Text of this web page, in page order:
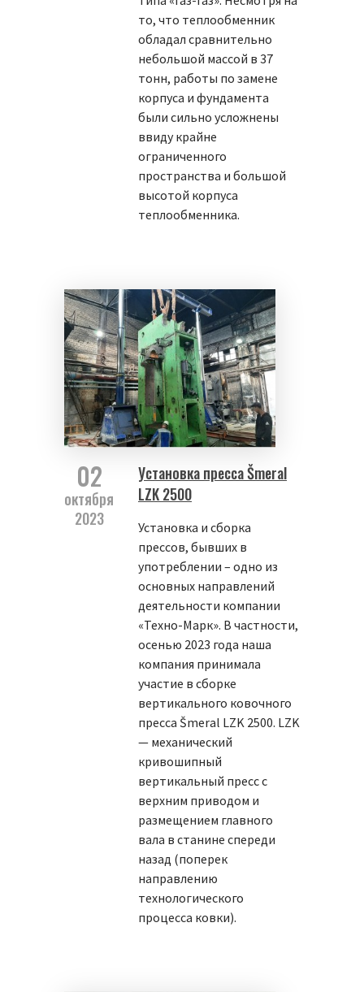
то, что теплообменник
обладал сравнительно
небольшой массой в 37
тонн, работы по замене
корпуса и фундамента
были сильно усложнены
ввиду крайне
ограниченного
пространства и большой
высотой корпуса
теплообменника.
02
октября
2023
Установка пресса Šmeral
LZK 2500
Установка и сборка
прессов, бывших в
употреблении – одно из
основных направлений
деятельности компании
«Техно-Марк». В частности,
осенью 2023 года наша
компания принимала
участие в сборке
вертикального ковочного
пресса Šmeral LZK 2500. LZK
— механический
кривошипный
вертикальный пресс с
верхним приводом и
размещением главного
вала в станине спереди
назад (поперек
направлению
технологического
процесса ковки).